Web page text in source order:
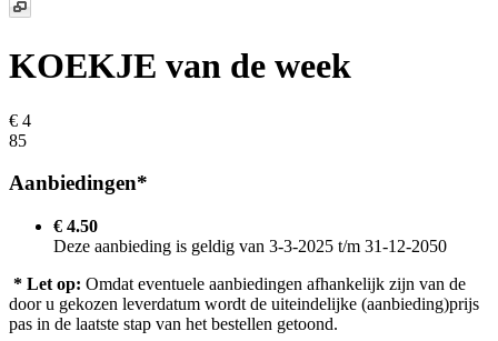
KOEKJE van de week
€ 4
85
Aanbiedingen*
€ 4.50
Deze aanbieding is geldig van 3-3-2025 t/m 31-12-2050
* Let op: Omdat eventuele aanbiedingen afhankelijk zijn van de
door u gekozen leverdatum wordt de uiteindelijke (aanbieding)prijs
pas in de laatste stap van het bestellen getoond.